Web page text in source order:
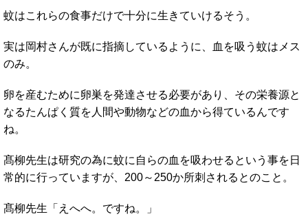
蚊はこれらの食事だけで十分に生きていけるそう。
実は岡村さんが既に指摘しているように、血を吸う蚊はメス
のみ。
卵を産むために卵巣を発達させる必要があり、その栄養源と
なるたんぱく質を人間や動物などの血から得ているんです
ね。
髙柳先生は研究の為に蚊に自らの血を吸わせるという事を日
常的に行っていますが、200～250か所刺されるとのこと。
髙柳先生「えへへ。ですね。」